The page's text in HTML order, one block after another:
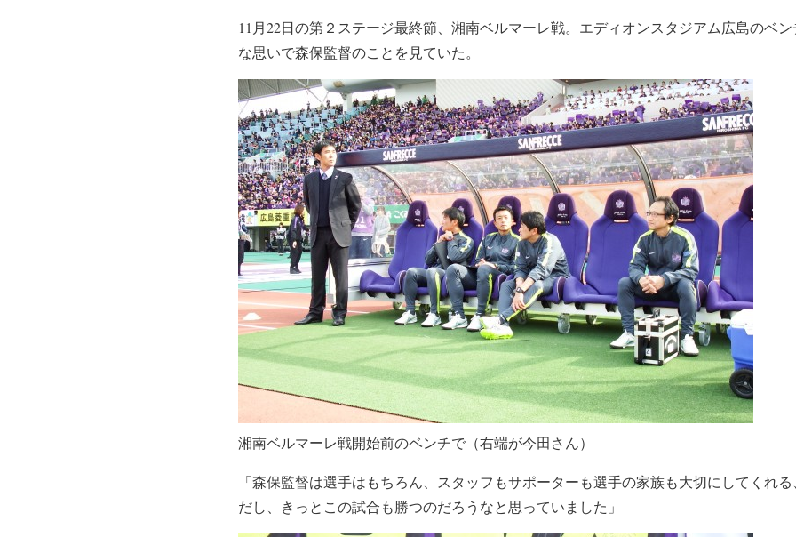
11月22日の第２ステージ最終節、湘南ベルマーレ戦。エディオンスタジアム広島のベ
な思いで森保監督のことを見ていた。
湘南ベルマーレ戦開始前のベンチで（右端が今田さん）
「森保監督は選手はもちろん、スタッフもサポーターも選手の家族も大切にしてくれ
だし、きっとこの試合も勝つのだろうなと思っていました」